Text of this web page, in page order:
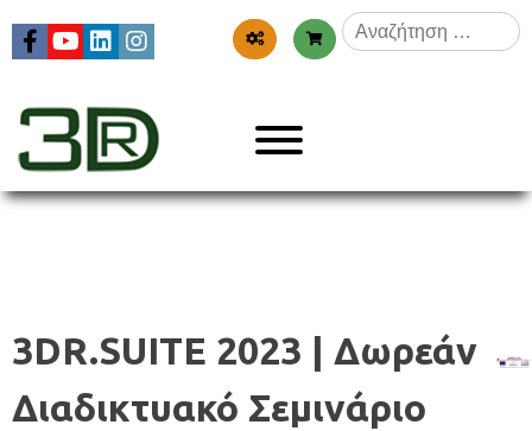
Αναζήτηση
για:
3dr
3DR.SUITE 2023 | Δωρεάν
Διαδικτυακό Σεμινάριο